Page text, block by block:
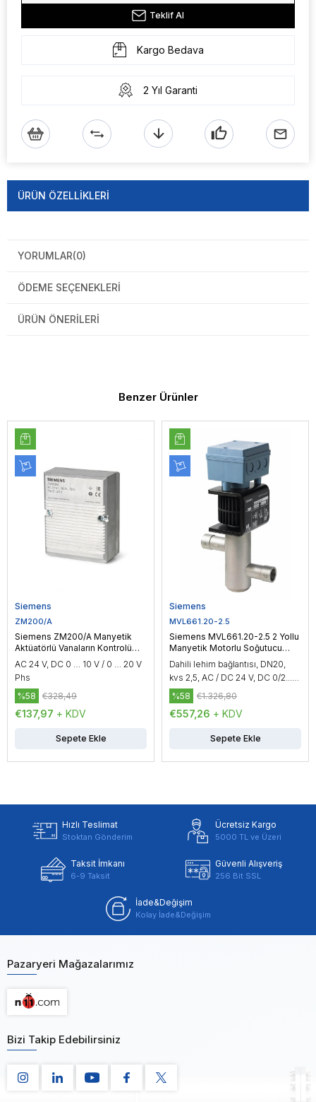
Teklif Al
Kargo Bedava
2 Yıl Garanti
ÜRÜN ÖZELLIKLERI
YORUMLAR(0)
ÖDEME SEÇENEKLERI
ÜRÜN ÖNERILERI
Benzer Ürünler
Siemens
ZM200/A
Siemens ZM200/A Manyetik
Aktüatörlü Vanaların Kontrolü
için Terminal Muhafazası
AC 24 V, DC 0 … 10 V / 0 … 20 V
Phs
€137,97 + KDV
%58 €328,49
Sepete Ekle
Siemens
MVL661.20-2.5
Siemens MVL661.20-2.5 2 Yollu
Manyetik Motorlu Soğutucu
Vana, DN20, kvs 2,5
Dahili lehim bağlantısı, DN20,
kvs 2,5, AC / DC 24 V, DC 0/2...10
V / 0/4...20 mA
€557,26 + KDV
%58 €1.326,80
Sepete Ekle
Hızlı Teslimat
Stoktan Gönderim
Ücretsiz Kargo
5000 TL ve Üzeri
Taksit İmkanı
6-9 Taksit
Güvenli Alışveriş
256 Bit SSL
İade&Değişim
Kolay İade&Değişim
Pazaryeri Mağazalarımız
Bizi Takip Edebilirsiniz